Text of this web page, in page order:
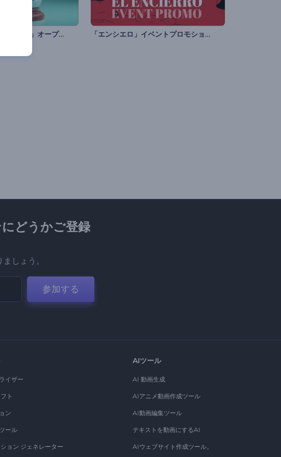
「スノードーム・マジック」オープニング動画 「エンシエロ」イベントプロモション
どうかご登録
しょう。
参加する
イザー
ト
ン
ール
ョン ジェネレーター
AIツール
AI 動画生成
AIアニメ動画作成ツール
AI動画編集ツール
テキストを動画にするAI
AIウェブサイト作成ツール。